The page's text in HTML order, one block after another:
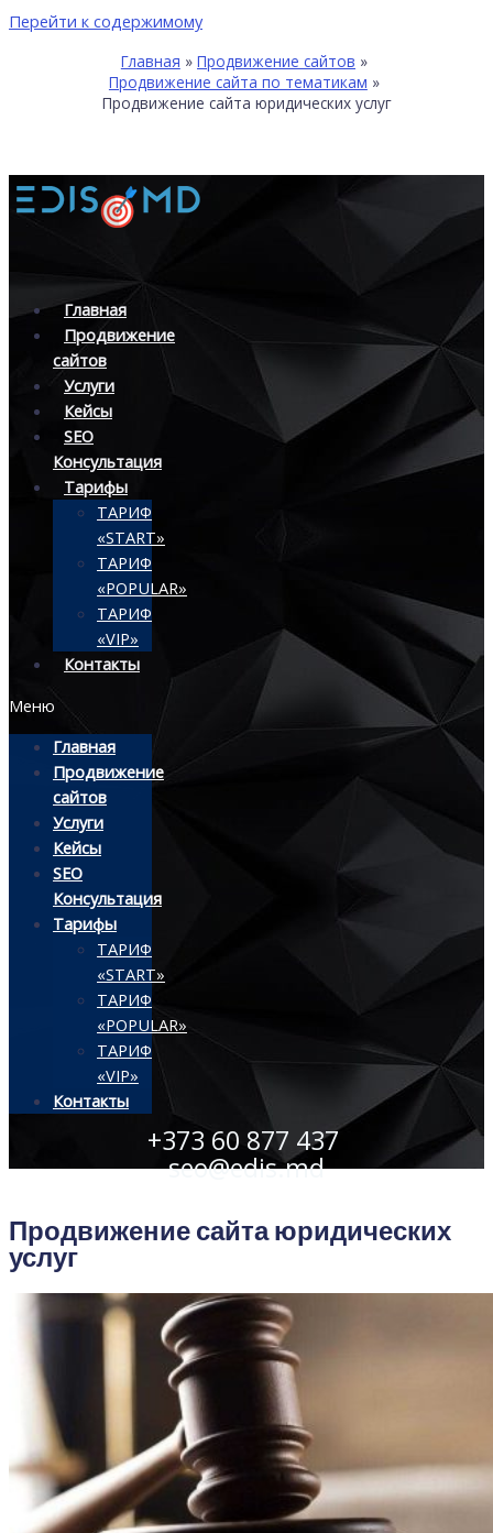
Перейти к содержимому
Главная
Продвижение сайтов
Продвижение сайта по тематикам
Продвижение сайта юридических услуг
Главная
Продвижение
сайтов
Услуги
Кейсы
SEO
Консультация
Тарифы
ТАРИФ
«START»
ТАРИФ
«POPULAR»
ТАРИФ
«VIP»
Контакты
Меню
Главная
Продвижение
сайтов
Услуги
Кейсы
SEO
Консультация
Тарифы
ТАРИФ
«START»
ТАРИФ
«POPULAR»
ТАРИФ
«VIP»
Контакты
+373 60 877 437
seo@edis.md
Продвижение сайта юридических
услуг